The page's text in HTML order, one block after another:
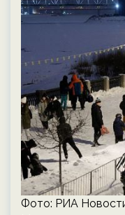
Фото: РИА